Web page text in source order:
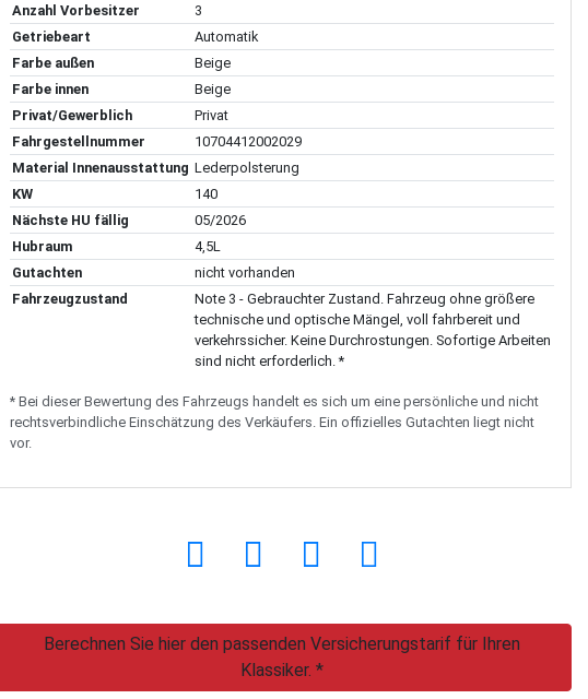
Anzahl Vorbesitzer
3
Getriebeart
Automatik
Farbe außen
Beige
Farbe innen
Beige
Privat/Gewerblich
Privat
Fahrgestellnummer
10704412002029
Material Innenausstattung Lederpolsterung
KW
140
Nächste HU fällig
05/2026
Hubraum
4,5L
Gutachten
nicht vorhanden
Fahrzeugzustand
Note 3 - Gebrauchter Zustand. Fahrzeug ohne größere
technische und optische Mängel, voll fahrbereit und
verkehrssicher. Keine Durchrostungen. Sofortige Arbeiten
sind nicht erforderlich. *
* Bei dieser Bewertung des Fahrzeugs handelt es sich um eine persönliche und nicht
rechtsverbindliche Einschätzung des Verkäufers. Ein offizielles Gutachten liegt nicht
vor.
Berechnen Sie hier den passenden Versicherungstarif für Ihren
Klassiker. *